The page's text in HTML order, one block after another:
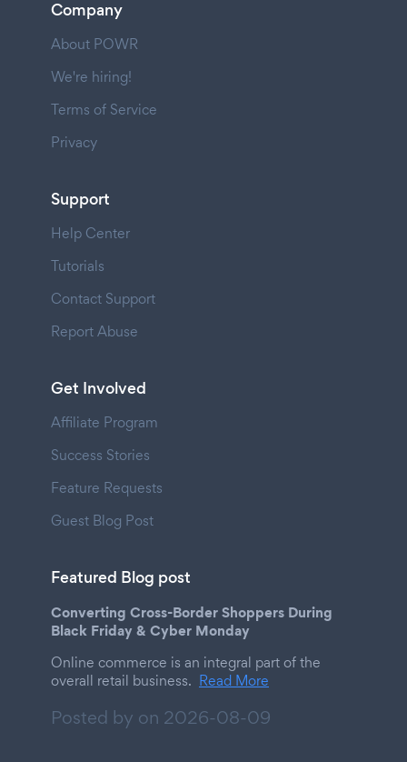
Company
About POWR
We're hiring!
Terms of Service
Privacy
Support
Help Center
Tutorials
Contact Support
Report Abuse
Get Involved
Affiliate Program
Success Stories
Feature Requests
Guest Blog Post
Featured Blog post
Converting Cross-Border Shoppers During
Black Friday & Cyber Monday
Online commerce is an integral part of the
overall retail business. Read More
Posted by on 2026-08-09